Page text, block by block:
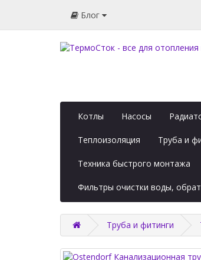
Блог
Котлы Насосы
Теплоизоляция Труба и
Техника быстрого монтажа
Фильтры очистки воды,
Труба и фитинги